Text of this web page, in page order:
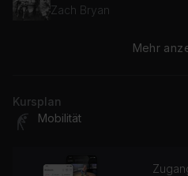
Zach Bryan
We All Have (feat. Matt
Mehr
Kursplan
Mobilität